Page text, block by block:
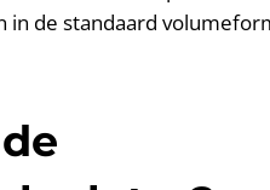
in de standaard